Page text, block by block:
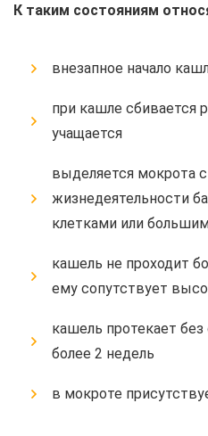
К таким состояниям
внезапное начало
при кашле сбивается
учащается
выделяется мокрота
жизнедеятельности
клетками или
кашель не проходит
ему сопутствует
кашель протекает
более 2 недель
в мокроте